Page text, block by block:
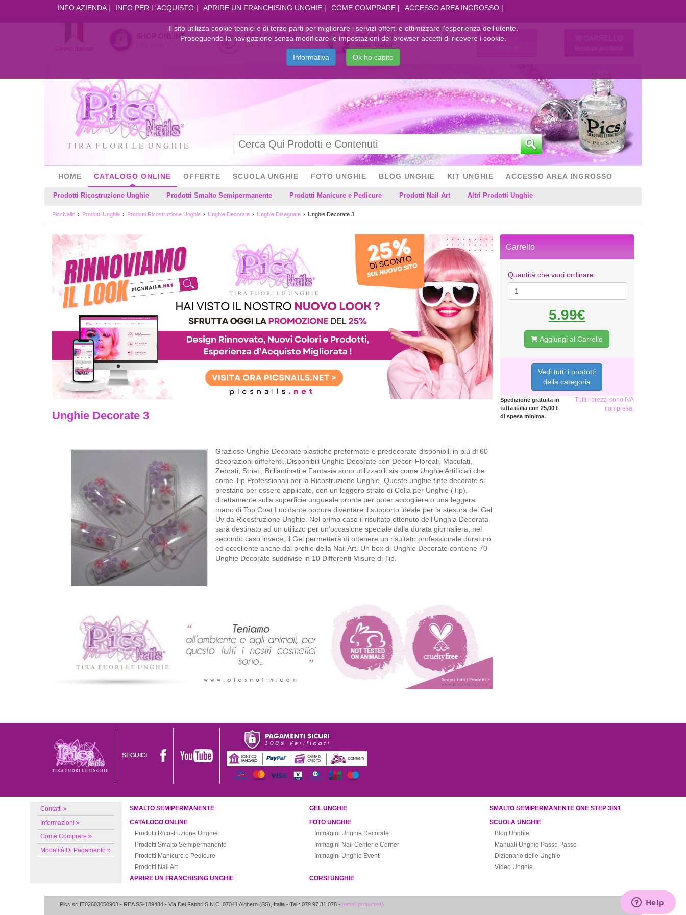
INFO AZIENDA INFO PER L'ACQUISTO APRIRE UN FRANCHISING UNGHIE COME COMPRARE ACCESSO AREA INGROSSO
SHOP ONLINE INFO E ORDINI PICSNAILS
Login
HOME CATALOGO ONLINE
Prodotti Ricostruzione Unghie Prodotti Smalto Semipermanente Prodotti Manicure e Pedicure Prodotti Nail Art Altri Prodotti Unghie
OFFERTE SCUOLA UNGHIE FOTO UNGHIE BLOG UNGHIE KIT UNGHIE ACCESSO AREA INGROSSO
PicsNails Prodotti Unghie Prodotti Ricostruzione Unghie Unghie Decorate Unghie Disegnate Unghie Decorate 3
Unghie Decorate 3
Graziose Unghie Decorate plastiche preformate e predecorate disponibili in più di 60
decorazioni differenti. Disponibili Unghie Decorate con Decori Floreali, Maculati,
Zebrati, Striati, Brillantinati e Fantasia sono utilizzabili sia come Unghie Artificiali che
come Tip Professionali per la Ricostruzione Unghie. Queste unghie finte decorate si
prestano per essere applicate, con un leggero strato di Colla per Unghie (Tip),
direttamente sulla superficie ungueale pronte per poter accogliere o una leggera
mano di Top Coat Lucidante oppure diventare il supporto ideale per la stesura dei Gel
Uv da Ricostruzione Unghie. Nel primo caso il risultato ottenuto dell'Unghia Decorata
sarà destinato ad un utilizzo per un'occasione speciale dalla durata giornaliera, nel
secondo caso invece, il Gel permetterà di ottenere un risultato professionale duraturo
ed eccellente anche dal profilo della Nail Art. Un box di Unghie Decorate contiene 70
Unghie Decorate suddivise in 10 Differenti Misure di Tip.
Carrello
Quantità che vuoi ordinare:
5.99€
Aggiungi al Carrello
Vedi tutti i prodotti
della categoria
Spedizione gratuita in
tutta italia con 25,00 €
di spesa minima.
Tutti i prezzi sono IVA
compresa.
SEGUICI
Contatti
Informazioni
Come Comprare
Modalità Di Pagamento
SMALTO SEMIPERMANENTE GEL UNGHIE
SMALTO SEMIPERMANENTE ONE STEP 3IN1
CATALOGO ONLINE
Prodotti Ricostruzione Unghie
Prodotti Smalto Semipermanente
Prodotti Manicure e Pedicure
Prodotti Nail Art
FOTO UNGHIE
Immagini Unghie Decorate
Immagini Nail Center e Corner
Immagini Unghie Eventi
SCUOLA UNGHIE
Blog Unghie
Manuali Unghie Passo Passo
Dizionario delle Unghie
Video Unghie
APRIRE UN FRANCHISING UNGHIE
CORSI UNGHIE
Pics srl IT02603050903 - REA SS-189484 - Via Dei Fabbri S.N.C. 07041 Alghero (SS), Italia - Tel.: 079.97.31.078 - [email protected]
Il sito utilizza cookie tecnici e di terze parti per migliorare i servizi offerti e ottimizzare l'esperienza dell'utente.
Proseguendo la navigazione senza modificare le impostazioni del browser accetti di ricevere i cookie.
Informativa Ok ho capito